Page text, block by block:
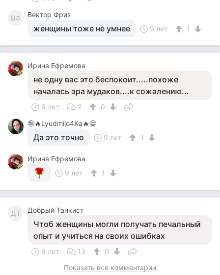
ВФ Вектор Фриз
женщины тоже не умнее 9 лет 1
Ирина Ефремова
не одну вас это беспокоит.....похоже
началась эра мудаков....к сожалению...
9 лет 2
0
🤪🔥Lyudmilo4Ka🔥🤗
Да это точно 9 лет 1
Ирина Ефремова
9 лет
1
ДТ Добрый Танкист
Чтоб женщины могли получать печальный
опыт и учиться на своих ошибках
9 лет 13
0
Показать все комментарии